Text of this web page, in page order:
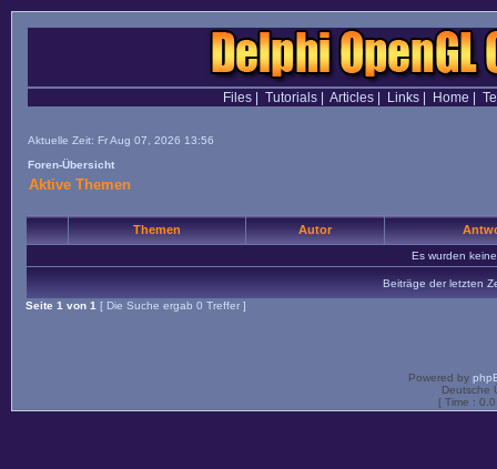
Files| Tutorials| Articles| Links| Home
Aktuelle Zeit: Fr Aug 07, 2026 13:56
Foren-Übersicht
Aktive Themen
Themen Autor
Es wurden
Beiträge der letzten
Seite 1 von 1 [ Die Suche ergab 0 Treffer ]
Powered by
Deutsche
[ Time :